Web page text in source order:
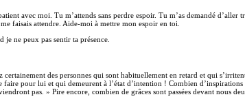
avec moi. Tu m’attends sans perdre espoir. Tu m’as demandé
faisais attendre. Aide-moi à mettre mon espoir en toi.
ne peux pas sentir ta présence.
certainement des personnes qui sont habituellement en retard et qui
faire pour lui et qui demeurent à l’état d’intention ! Combien
pas. » Pire encore, combien de grâces sont passées devant nous